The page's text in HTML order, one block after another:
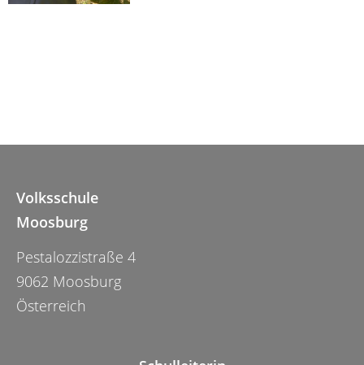
Volksschule
Moosburg
Pestalozzistraße 4
9062 Moosburg
Österreich